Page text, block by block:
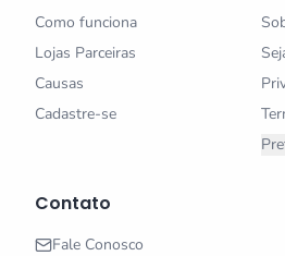
Como funciona
Lojas Parceiras
Causas
Cadastre-se
Contato
Fale Conosco